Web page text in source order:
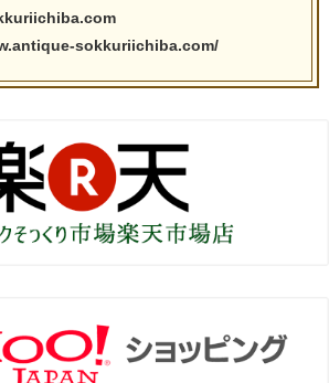
sokkuriichiba.com/